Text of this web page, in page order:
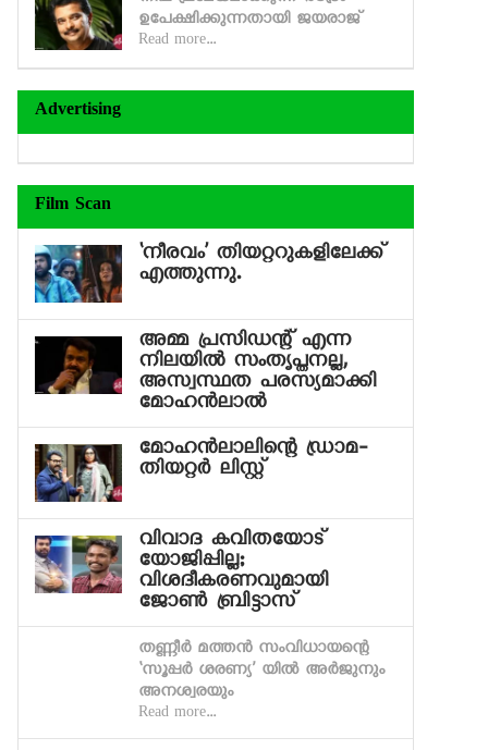
ഉപേക്ഷിക്കുന്നതായി ജയരാജ്
Read more...
Advertising
Film Scan
‘നീരവം’ തിയറ്ററുകളിലേക്ക്
എത്തുന്നു.
അമ്മ പ്രസിഡന്റ് എന്ന
നിലയില്‍ സംതൃപ്തനല്ല,
അസ്വസ്ഥത പരസ്യമാക്കി
മോഹന്‍ലാല്‍
മോഹന്‍ലാലിന്റെ ഡ്രാമ-
തിയറ്റര്‍ ലിസ്റ്റ്
വിവാദ കവിതയോട്
യോജിപ്പില്ല;
വിശദീകരണവുമായി
ജോണ്‍ ബ്രിട്ടാസ്
തണ്ണീര്‍ മത്തന്‍ സംവിധായന്റെ
‘സൂപ്പര്‍ ശരണ്യ’ യില്‍ അര്‍ജുനും
അനശ്വരയും
Read more...